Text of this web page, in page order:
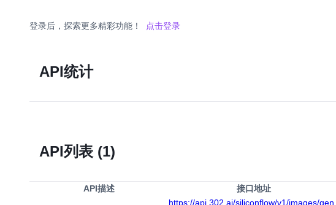
登录后，探索更多精彩功能！ 点击登录
API统计
API列表 (1)
API描述 接口地址
https://api.302.ai/siliconflow/v1/images/gen